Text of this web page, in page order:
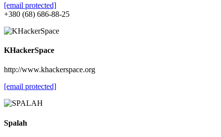
[email protected]
+380 (68) 686-88-25
KHackerSpace
http://www.khackerspace.org
[email protected]
Spalah